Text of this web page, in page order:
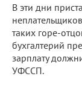
В эти дни
таких горе-
бухгалтерий
зарплату
УФССП.